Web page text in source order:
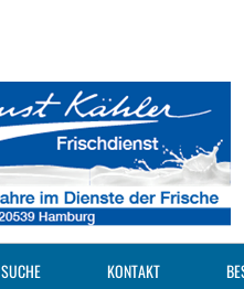
SUCHE KONTAKT